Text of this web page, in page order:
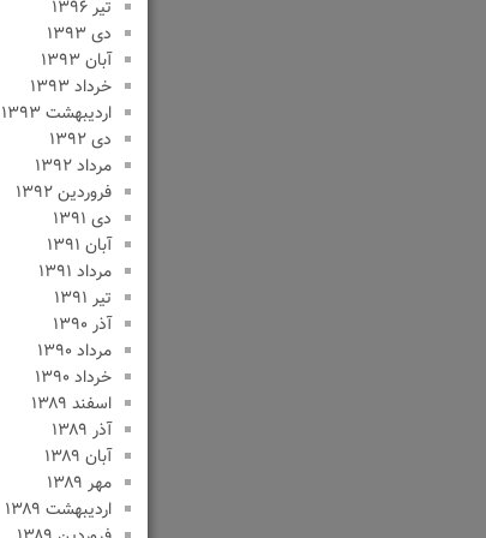
تیر ۱۳۹۶
دی ۱۳۹۳
آبان ۱۳۹۳
خرداد ۱۳۹۳
اردیبهشت ۱۳۹۳
دی ۱۳۹۲
مرداد ۱۳۹۲
فروردین ۱۳۹۲
دی ۱۳۹۱
آبان ۱۳۹۱
مرداد ۱۳۹۱
تیر ۱۳۹۱
آذر ۱۳۹۰
مرداد ۱۳۹۰
خرداد ۱۳۹۰
اسفند ۱۳۸۹
آذر ۱۳۸۹
آبان ۱۳۸۹
مهر ۱۳۸۹
اردیبهشت ۱۳۸۹